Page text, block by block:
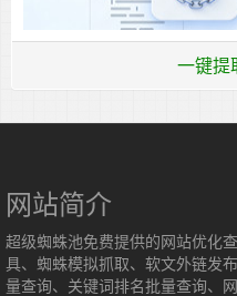
一键提
网站简介
超级蜘蛛池免费提供的网站优化
具、蜘蛛模拟抓取、软文外链发
量查询、关键词排名批量查询、